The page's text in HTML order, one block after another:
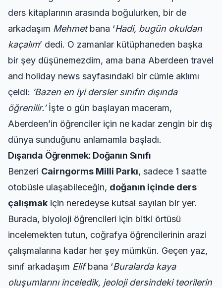
ders kitaplarının arasında boğulurken, bir de
arkadaşım Mehmetbana ‘Hadi, bugün okuldan
kaçalım’ dedi. O zamanlar kütüphaneden başka
bir şey düşünemezdim, ama bana Aberdeen travel
and holiday news sayfasındaki bir cümle aklımı
çeldi: ‘Bazen en iyi dersler sınıfın dışında
öğrenilir.’İşte o gün başlayan maceram,
Aberdeen’in öğrenciler için ne kadar zengin bir dış
dünya sunduğunu anlamamla başladı.
Dışarıda Öğrenmek: Doğanın Sınıfı
Benzeri Cairngorms Milli Parkı, sadece 1 saatte
otobüsle ulaşabileceğin, doğanın içinde ders
çalışmak için neredeyse kutsal sayılan bir yer.
Burada, biyoloji öğrencileri için bitki örtüsü
incelemekten tutun, coğrafya öğrencilerinin arazi
çalışmalarına kadar her şey mümkün. Geçen yaz,
sınıf arkadaşım Elifbana ‘Buralarda kaya
oluşumlarını inceledik, jeoloji dersindeki teorilerin